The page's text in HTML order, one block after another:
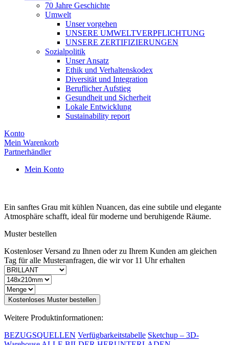
70 Jahre Geschichte
Umwelt
Unser vorgehen
UNSERE UMWELTVERPFLICHTUNG
UNSERE ZERTIFIZIERUNGEN
Sozialpolitik
Unser Ansatz
Ethik und Verhaltenskodex
Diversität und Integration
Beruflicher Aufstieg
Gesundheit und Sicherheit
Lokale Entwicklung
Sustainability report
Konto
Mein Warenkorb
Partnerhändler
Mein Konto
Ein sanftes Grau mit kühlen Nuancen, das eine subtile und elegante
Atmosphäre schafft, ideal für moderne und beruhigende Räume.
Muster bestellen
Kostenloser Versand zu Ihnen oder zu Ihrem Kunden am gleichen
Tag für alle Musteranfragen, die wir vor 11 Uhr erhalten
Kostenloses Muster bestellen
Weitere Produktinformationen:
BEZUGSQUELLEN Verfügbarkeitstabelle Sketchup – 3D-